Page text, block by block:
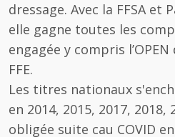
dressage. Avec la FFSA et
elle gagne toutes les
engagée y compris
FFE.
Les titres nationaux
en 2014, 2015, 2017,
obligée suite cau COVID